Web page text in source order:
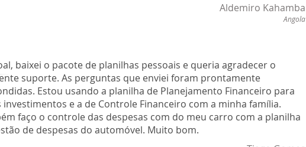
Aldemiro Kahamba
Angola
baixei o pacote de planilhas pessoais e queria agradecer o
suporte. As perguntas que enviei foram prontamente
Estou usando a planilha de Planejamento Financeiro para
investimentos e a de Controle Financeiro com a minha família.
faço o controle das despesas com do meu carro com a planilha
de despesas do automóvel. Muito bom.